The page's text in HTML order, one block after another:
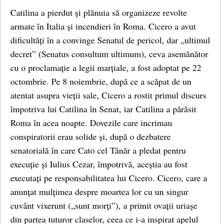
Catilina a pierdut și plănuia să organizeze revolte
armate în Italia și incendieri în Roma. Cicero a avut
dificultăți în a convinge Senatul de pericol, dar „ultimul
decret” (Senatus consultum ultimum), ceva asemănător
cu o proclamație a legii marțiale, a fost adoptat pe 22
octombrie. Pe 8 noiembrie, după ce a scăpat de un
atentat asupra vieții sale, Cicero a rostit primul discurs
împotriva lui Catilina în Senat, iar Catilina a părăsit
Roma în acea noapte. Dovezile care incrimau
conspiratorii erau solide și, după o dezbatere
senatorială în care Cato cel Tânăr a pledat pentru
execuție și Iulius Cezar, împotrivă, aceștia au fost
executați pe responsabilitatea lui Cicero. Cicero, care a
anunțat mulțimea despre moartea lor cu un singur
cuvânt vixerunt („sunt morți”), a primit ovații uriașe
din partea tuturor claselor, ceea ce i-a inspirat apelul